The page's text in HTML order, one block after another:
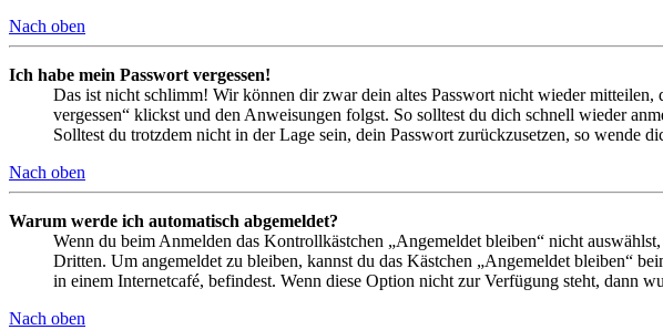
Nach oben
Ich habe mein Passwort vergessen!
Das ist nicht schlimm! Wir können dir zwar dein altes Passwort nicht wieder
vergessen“ klickst und den Anweisungen folgst. So solltest du dich schnell wieder
Solltest du trotzdem nicht in der Lage sein, dein Passwort zurückzusetzen, so wende
Nach oben
Warum werde ich automatisch abgemeldet?
Wenn du beim Anmelden das Kontrollkästchen „Angemeldet bleiben“ nicht
Dritten. Um angemeldet zu bleiben, kannst du das Kästchen „Angemeldet bleiben“
in einem Internetcafé, befindest. Wenn diese Option nicht zur Verfügung steht, dann
Nach oben